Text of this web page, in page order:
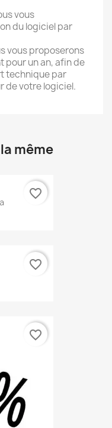
vous
du logiciel par
vous proposerons
pour un an, afin de
technique par
de votre logiciel.
même
favorite_border
favorite_border
favorite_border